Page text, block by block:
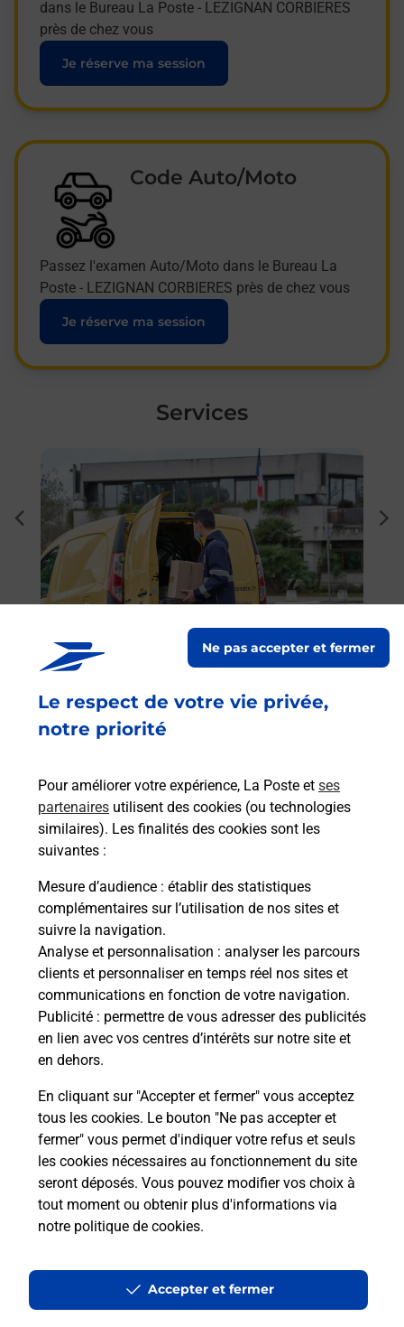
Le respect de votre vie privée,
notre priorité
Pour améliorer votre expérience, La Poste et ses
partenaires utilisent des cookies (ou technologies
similaires). Les finalités des cookies sont les
suivantes :
Mesure d’audience : établir des statistiques
complémentaires sur l’utilisation de nos sites et
suivre la navigation.
Analyse et personnalisation : analyser les parcours
clients et personnaliser en temps réel nos sites et
communications en fonction de votre navigation.
Publicité : permettre de vous adresser des publicités
en lien avec vos centres d’intérêts sur notre site et
en dehors.
En cliquant sur "Accepter et fermer" vous acceptez
tous les cookies. Le bouton "Ne pas accepter et
fermer" vous permet d'indiquer votre refus et seuls
les cookies nécessaires au fonctionnement du site
seront déposés. Vous pouvez modifier vos choix à
tout moment ou obtenir plus d'informations via
notre politique de cookies.
Ne pas accepter et fermer
Accepter et fermer
dans le Bureau La Poste - LEZIGNAN CORBIERES
près de chez vous
Je réserve ma session
Code Auto/Moto
Passez l'examen Auto/Moto dans le Bureau La
Poste - LEZIGNAN CORBIERES près de chez vous
Je réserve ma session
Services
En savoir plus
Envoyer un colis
Vous souhaitez envoyer un colis depuis :
LEZIGNAN CORBIERES (11200) ? Découvrez
En savoir plus
Foire aux questions
Quel âge minimum faut-il pour
passer le permis bateau ?
Combien coûte le code bateau ?
Combien de temps est valable le
code bateau ?
Peut-on passer le permis bateau
avec le CPF ?
LEZIGNAN CORBIERES
Code Bateau